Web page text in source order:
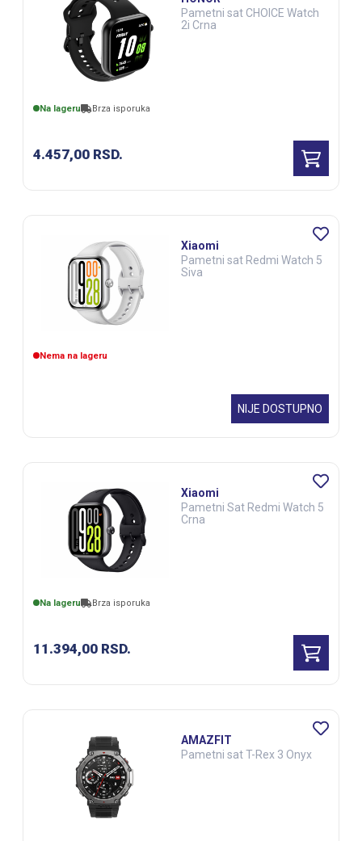
Na lageru Brza isporuka
4.457,00 RSD.
Pametni sat CHOICE Watch
2i Crna
Nema na lageru
Xiaomi
Pametni sat Redmi Watch 5
Siva
NIJE DOSTUPNO
Na lageru Brza isporuka
11.394,00 RSD.
Xiaomi
Pametni Sat Redmi Watch 5
Crna
AMAZFIT
Pametni sat T-Rex 3 Onyx